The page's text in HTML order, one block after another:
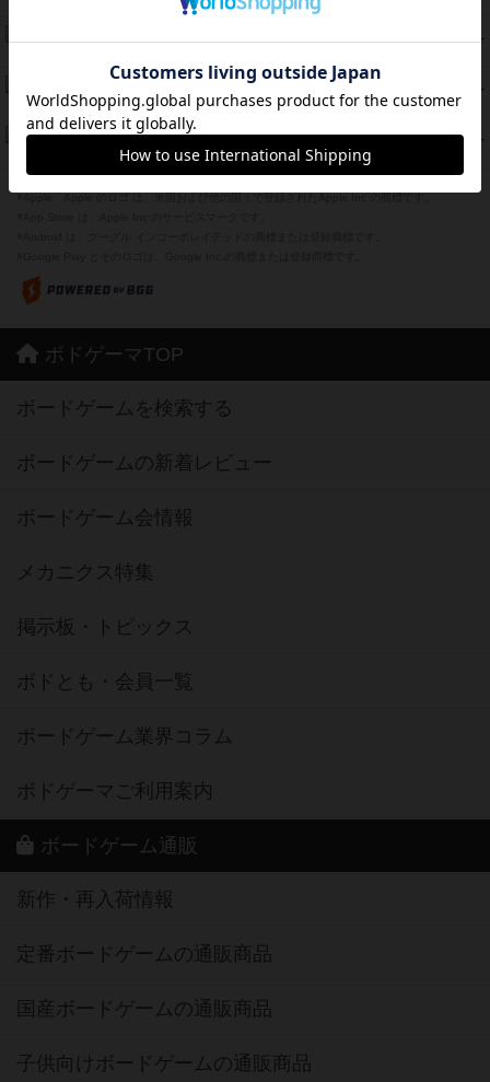
45 PT
PT
Bitter End ブタペスト救出作戦
紹介文なし 1件の投稿
42 PT
ドコジャン
紹介文あり 10件の投稿
ボドゲーマTOP
ボードゲームを検索する
ボードゲームの新着レビュー
ボードゲーム会情報
メカニクス特集
掲示板・トピックス
ボドとも・会員一覧
ボードゲーム業界コラム
ボドゲーマご利用案内
ボードゲーム通販
新作・再入荷情報
定番ボードゲームの通販商品
国産ボードゲームの通販商品
子供向けボードゲームの通販商品